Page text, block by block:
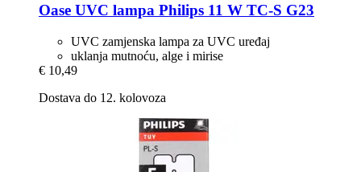
Oase UVC lampa Philips 11 W TC-​S G23
UVC zamjenska lampa za UVC uređaj
uklanja mutnoću, alge i mirise
€ 10,49
Dostava do 12. kolovoza